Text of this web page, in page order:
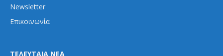
Newsletter
Επικοινωνία
ΤΕΛΕΥΤΑΙΑ ΝΕΑ